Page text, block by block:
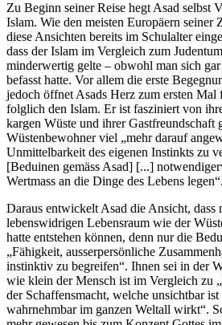
Zu Beginn seiner Reise hegt Asad selbst
Islam. Wie den meisten Europäern seiner
diese Ansichten bereits im Schulalter
dass der Islam im Vergleich zum
minderwertig gelte – obwohl man sich
befasst hatte. Vor allem die erste
jedoch öffnet Asads Herz zum ersten Mal
folglich den Islam. Er ist fasziniert von
kargen Wüste und ihrer Gastfreundschaft
Wüstenbewohner viel „mehr darauf
Unmittelbarkeit des eigenen Instinkts zu
[Beduinen gemäss Asad] [...]
Wertmass an die Dinge des Lebens legen“.
Daraus entwickelt Asad die Ansicht, dass
lebenswidrigen Lebensraum wie der
hatte entstehen können, denn nur die
„Fähigkeit, ausserpersönliche
instinktiv zu begreifen“. Ihnen sei in der
wie klein der Mensch ist im Vergleich zu
der Schaffensmacht, welche unsichtbar
wahrnehmbar im ganzen Weltall wirkt“.